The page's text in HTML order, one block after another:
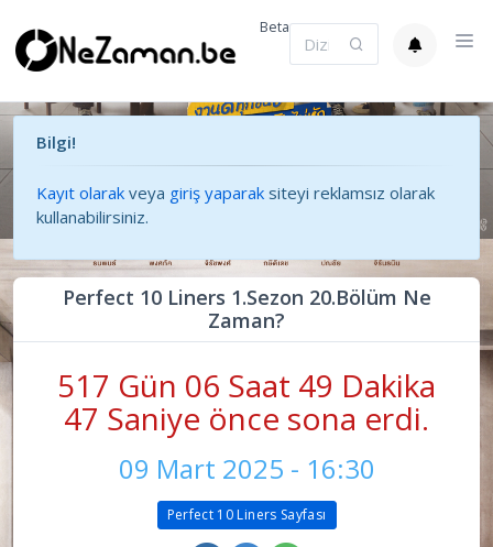
Beta
Bilgi!
Kayıt olarak veya giriş yaparak siteyi reklamsız olarak
kullanabilirsiniz.
Perfect 10 Liners 1.Sezon 20.Bölüm Ne
Zaman?
517 Gün 06 Saat 49 Dakika
47 Saniye önce sona erdi.
09 Mart 2025 - 16:30
Perfect 10 Liners Sayfası